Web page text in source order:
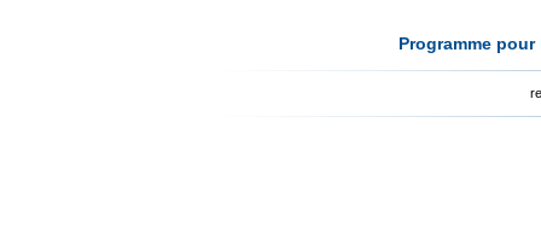
Programme